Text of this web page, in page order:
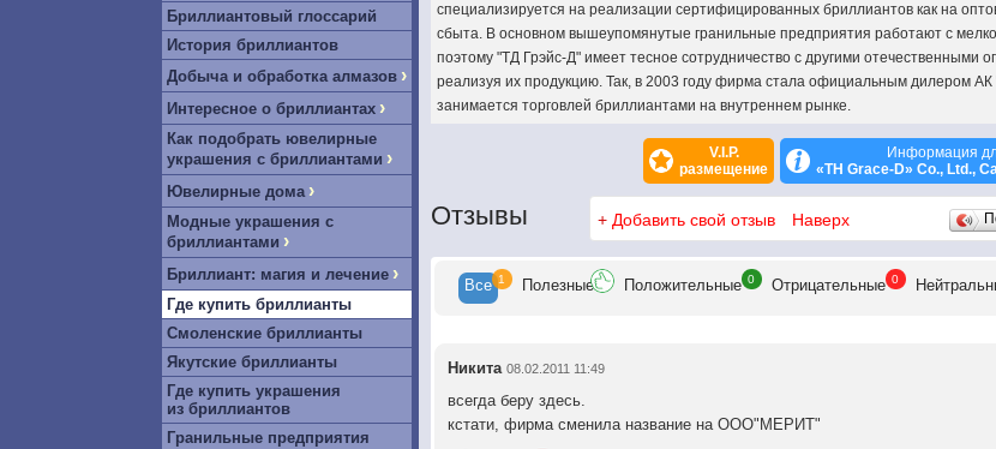
Бриллиантовый глоссарий
История бриллиантов
Добыча и обработка алмазов ›
Интересное о бриллиантах ›
Как подобрать ювелирные
украшения с бриллиантами ›
Ювелирные дома ›
Модные украшения с
бриллиантами ›
Бриллиант: магия и лечение ›
Где купить бриллианты
Смоленские бриллианты
Якутские бриллианты
Где купить украшения
из бриллиантов
Гранильные предприятия
специализируется на реализации сертифицированных бриллиантов как на
сбыта. В основном вышеупомянутые гранильные предприятия работают с
поэтому "ТД Грэйс-Д" имеет тесное сотрудничество с другими отечественными
реализуя их продукцию. Так, в 2003 году фирма стала официальным дилером
занимается торговлей бриллиантами на внутреннем рынке.
V.I.P.
размещение
Информация
«TH Grace-D» Co., Ltd.,
Отзывы + Добавить свой отзыв Наверх
Все 1 Полезные Положительные 0 Отрицательные 0 Нейтр
Никита 08.02.2011 11:49
всегда беру здесь.
кстати, фирма сменила название на ООО"МЕРИТ"